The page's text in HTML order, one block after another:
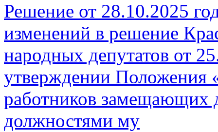
Решение от 28.10.2025
изменений в решение
народных депутатов от
утверждении Положения
работников замещающих
должностями му